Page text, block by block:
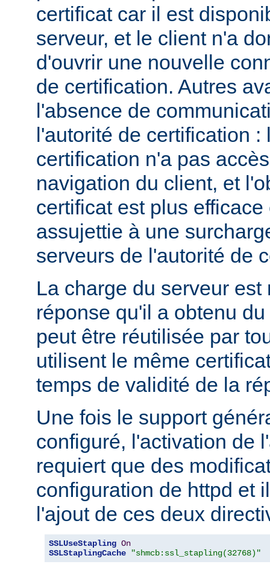
certificat car il est
serveur, et le client n'a
d'ouvrir une nouvelle
de certification. Autres
l'absence de
l'autorité de certification :
certification n'a pas
navigation du client, et
certificat est plus
assujettie à une
serveurs de l'autorité de
La charge du serveur est
réponse qu'il a obtenu
peut être réutilisée par
utilisent le même
temps de validité de la
Une fois le support
configuré, l'activation de
requiert que des
configuration de httpd et
l'ajout de ces deux
SSLUseStapling On
SSLStaplingCache
"shmcb:ssl_stapling(32768)"